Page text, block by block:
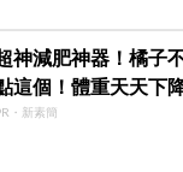
神減肥神器！橘子
這個！體重天天下
・新素簡